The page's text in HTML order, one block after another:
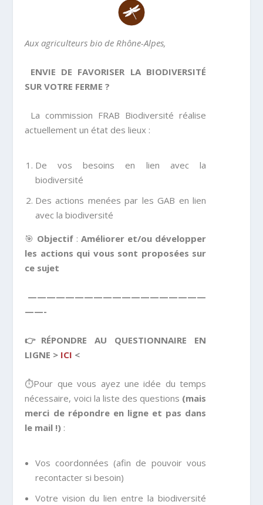
Aux agriculteurs bio de Rhône-Alpes,
ENVIE DE FAVORISER LA BIODIVERSITÉ
SUR VOTRE FERME ?
La commission FRAB Biodiversité réalise
actuellement un état des lieux :
De vos besoins en lien avec la
biodiversité
Des actions menées par les GAB en lien
avec la biodiversité
🎯 Objectif :Améliorer et/ou développer
les actions qui vous sont proposées sur
ce sujet
———————————————————
——-
👉RÉPONDRE AU QUESTIONNAIRE EN
LIGNE > ICI <
⏱️Pour que vous ayez une idée du temps
nécessaire, voici la liste des questions (mais
merci de répondre en ligne et pas dans
le mail !) :
Vos coordonnées (afin de pouvoir vous
recontacter si besoin)
Votre vision du lien entre la biodiversité